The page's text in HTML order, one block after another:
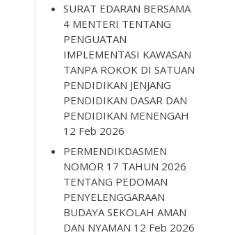
SURAT EDARAN BERSAMA
4 MENTERI TENTANG
PENGUATAN
IMPLEMENTASI KAWASAN
TANPA ROKOK DI SATUAN
PENDIDIKAN JENJANG
PENDIDIKAN DASAR DAN
PENDIDIKAN MENENGAH
12 Feb 2026
PERMENDIKDASMEN
NOMOR 17 TAHUN 2026
TENTANG PEDOMAN
PENYELENGGARAAN
BUDAYA SEKOLAH AMAN
DAN NYAMAN 12 Feb 2026